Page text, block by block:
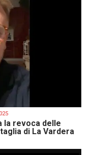
la revoca delle
di La Vardera